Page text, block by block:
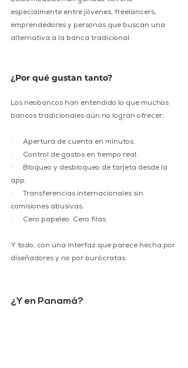
especialmente entre jóvenes, freelancers,
emprendedores y personas que buscan una
alternativa a la banca tradicional.
¿Por qué gustan tanto?
Los neobancos han entendido lo que muchos
bancos tradicionales aún no logran ofrecer:
·      Apertura de cuenta en minutos.
·      Control de gastos en tiempo real.
·      Bloqueo y desbloqueo de tarjeta desde la
app.
·      Transferencias internacionales sin
comisiones abusivas.
·      Cero papeleo. Cero filas.
Y todo, con una interfaz que parece hecha por
diseñadores y no por burócratas.
¿Y en Panamá?